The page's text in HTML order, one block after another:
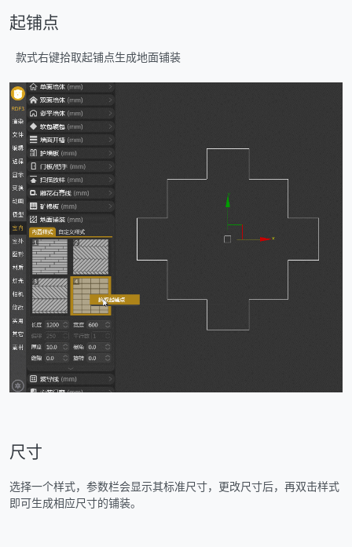
起铺点
款式右键拾取起铺点生成地面铺装
尺寸
选择一个样式，参数栏会显示其标准尺寸，更改尺寸后，再双击样式
即可生成相应尺寸的铺装。